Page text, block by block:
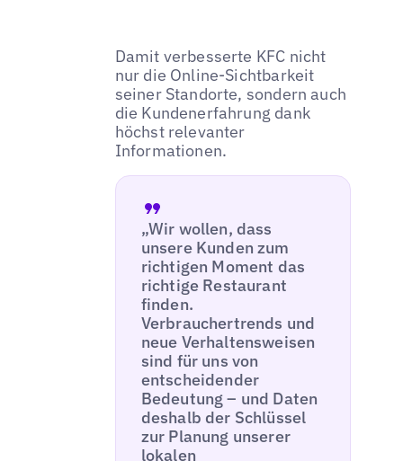
Damit verbesserte KFC nicht
nur die Online-Sichtbarkeit
seiner Standorte, sondern auch
die Kundenerfahrung dank
höchst relevanter
Informationen.
„Wir wollen, dass
unsere Kunden zum
richtigen Moment das
richtige Restaurant
finden.
Verbrauchertrends und
neue Verhaltensweisen
sind für uns von
entscheidender
Bedeutung – und Daten
deshalb der Schlüssel
zur Planung unserer
lokalen